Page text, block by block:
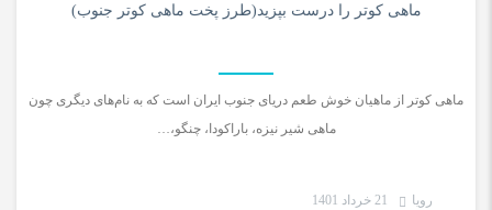
ماهی کوتر را درست بپزید(طرز پخت ماهی کوتر جنوب)
ماهی کوتر از ماهیان خوش طعم دریای جنوب ایران است که به نام‌های دیگری چون
ماهی شیر نیزه، باراکودا، چنگو،…
رویا 21 خرداد 1401